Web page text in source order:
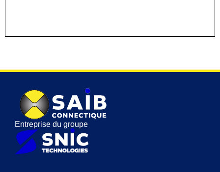
Entreprise du groupe